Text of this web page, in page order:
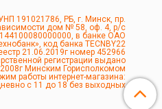
191021786, РБ, г. Минск, пр.
дом № 58, оф. 4, р/с
в банке ОАО
код банка TECNBY22
21.06.2019г номер 452966
регистрации выдано
Минским Горисполкомом
работы интернет-магазина:
с 11 до 18 без выходных